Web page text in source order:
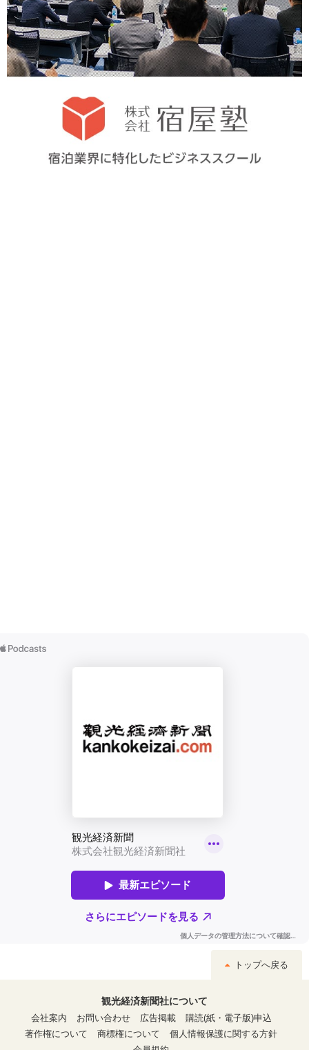
トップへ戻る
観光経済新聞社について
会社案内
お問い合わせ 広告掲載
購読(紙・電子版)申込
著作権について
商標権について
個人情報保護に関する方針